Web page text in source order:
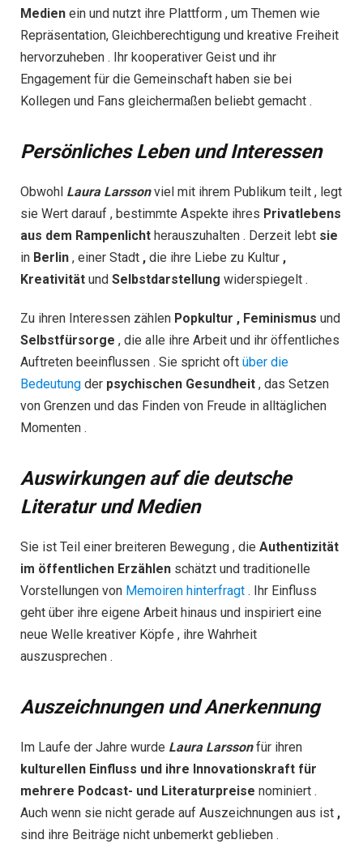
Medien ein und nutzt ihre Plattform , um Themen wie
Repräsentation, Gleichberechtigung und kreative Freiheit
hervorzuheben . Ihr kooperativer Geist und ihr
Engagement für die Gemeinschaft haben sie bei
Kollegen und Fans gleichermaßen beliebt gemacht .
Persönliches Leben und Interessen
Obwohl Laura Larssonviel mit ihrem Publikum teilt , legt
sie Wert darauf , bestimmte Aspekte ihres Privatlebens
aus dem Rampenlicht herauszuhalten . Derzeit lebt sie
in Berlin , einer Stadt , die ihre Liebe zu Kultur ,
Kreativität und Selbstdarstellung widerspiegelt .
Zu ihren Interessen zählen Popkultur , Feminismus und
Selbstfürsorge , die alle ihre Arbeit und ihr öffentliches
Auftreten beeinflussen . Sie spricht oft über die
Bedeutung der psychischen Gesundheit , das Setzen
von Grenzen und das Finden von Freude in alltäglichen
Momenten .
Auswirkungen auf die deutsche
Literatur und Medien
Sie ist Teil einer breiteren Bewegung , die Authentizität
im öffentlichen Erzählen schätzt und traditionelle
Vorstellungen von Memoiren hinterfragt . Ihr Einfluss
geht über ihre eigene Arbeit hinaus und inspiriert eine
neue Welle kreativer Köpfe , ihre Wahrheit
auszusprechen .
Auszeichnungen und Anerkennung
Im Laufe der Jahre wurde Laura Larssonfür ihren
kulturellen Einfluss und ihre Innovationskraft für
mehrere Podcast- und Literaturpreise nominiert .
Auch wenn sie nicht gerade auf Auszeichnungen aus ist ,
sind ihre Beiträge nicht unbemerkt geblieben .